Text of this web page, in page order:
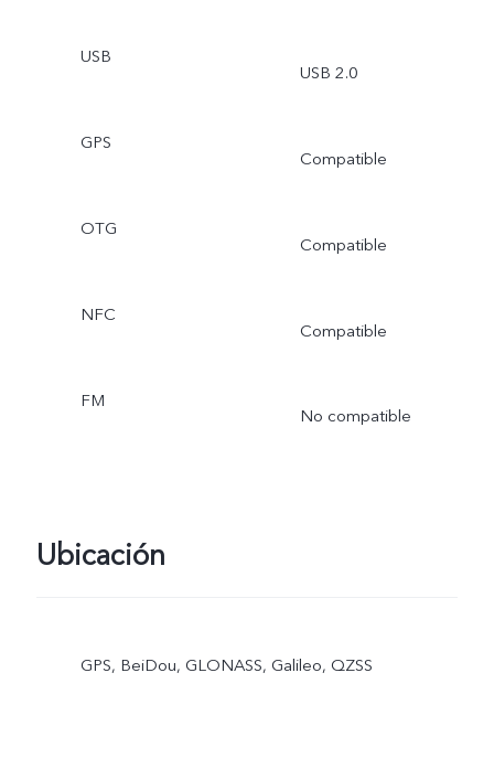
USB
USB 2.0
GPS
Compatible
OTG
Compatible
NFC
Compatible
FM
No compatible
Ubicación
GPS, BeiDou, GLONASS, Galileo, QZSS